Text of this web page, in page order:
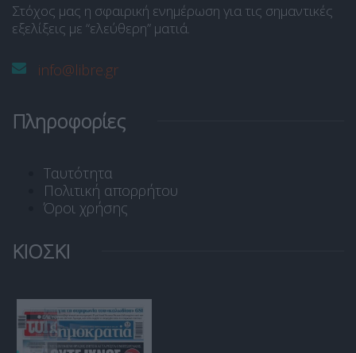
Στόχος μας η σφαιρική ενημέρωση για τις σημαντικές
εξελίξεις με “ελεύθερη” ματιά.
info@libre.gr
Πληροφορίες
Ταυτότητα
Πολιτική απορρήτου
Όροι χρήσης
ΚΙΟΣΚΙ